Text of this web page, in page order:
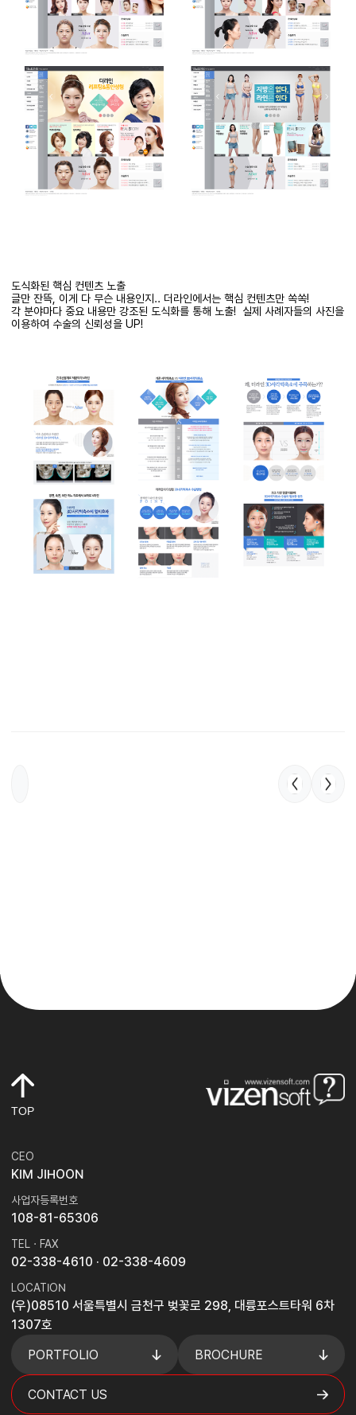
도식화된 핵심 컨텐츠 노출
글만 잔뜩 이게 다 무슨 내용인지 .. 더라인에서는 핵심 컨텐츠만 쏙쏙!
각 분야마다 중요 내용만 강조된 도식화를 통해 노출! 실제 사례자들의 사진을
이용하여 수술의 신뢰성을 UP!
TOP
CEO
KIM JIHOON
사업자등록번호
108-81-65306
TEL · FAX
02-338-4610 · 02-338-4609
LOCATION
(우)08510 서울특별시 금천구 벚꽃로 298, 대륭포스트타워 6차
1307호
PORTFOLIO
BROCHURE
CONTACT US